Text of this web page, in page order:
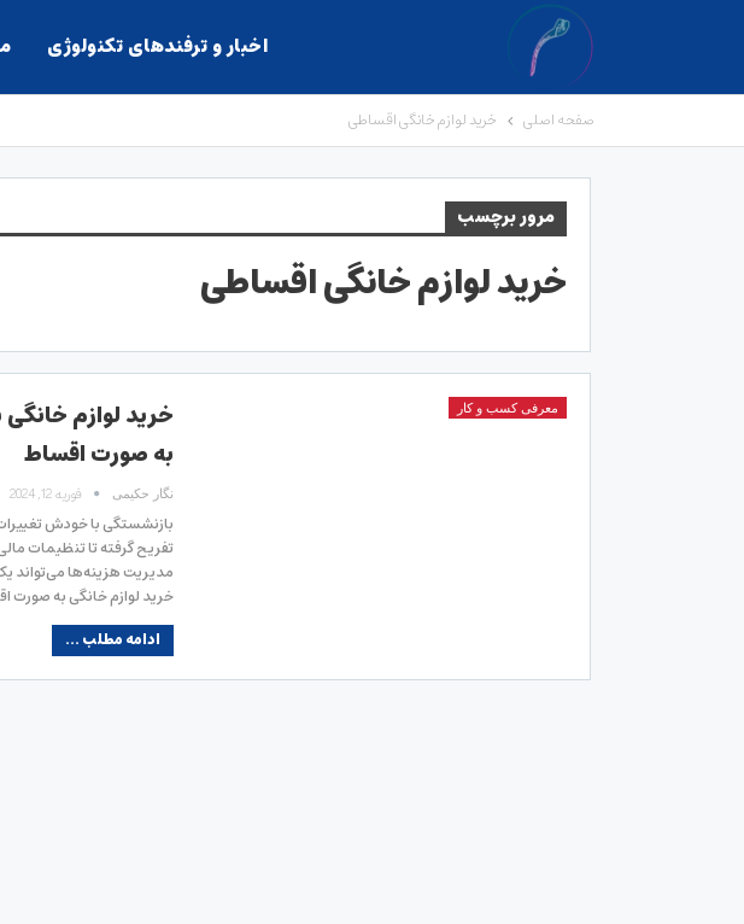
اخبار و ترفندهای تکنولوژی
صفحه اصلی خرید لوازم خانگی اقساطی
مرور برچسب
خرید لوازم خانگی اقساطی
معرفی کسب و کار
خرید لوازم
به صورت اقساط
نگار حکیمی فوریه 12, 2024
بازنشستگی با خودش تغییرات
تفریح گرفته تا تنظیمات
مدیریت هزینه‌ها می‌تواند
خرید لوازم خانگی به صورت
ادامه مطلب ...